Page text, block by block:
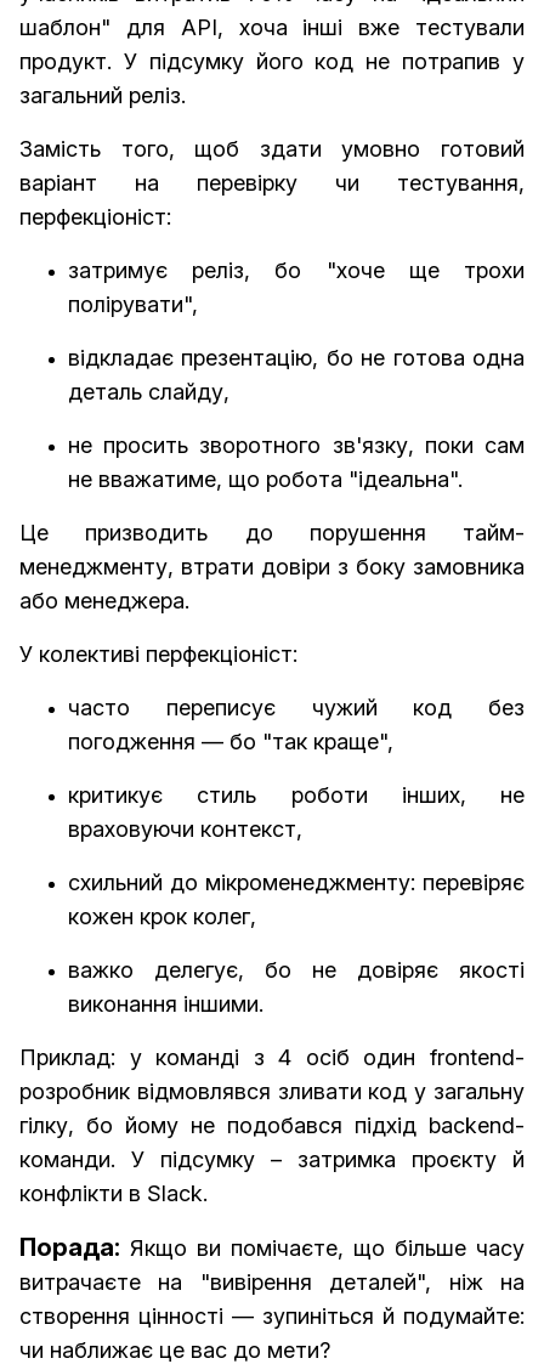
шаблон" для API, хоча інші вже тестували
продукт. У підсумку його код не потрапив у
загальний реліз.
Замість того, щоб здати умовно готовий
варіант на перевірку чи тестування,
перфекціоніст:
затримує реліз, бо "хоче ще трохи
полірувати",
відкладає презентацію, бо не готова одна
деталь слайду,
не просить зворотного зв'язку, поки сам
не вважатиме, що робота "ідеальна".
Це призводить до порушення тайм-
менеджменту, втрати довіри з боку замовника
або менеджера.
У колективі перфекціоніст:
часто переписує чужий код без
погодження — бо "так краще",
критикує стиль роботи інших, не
враховуючи контекст,
схильний до мікроменеджменту: перевіряє
кожен крок колег,
важко делегує, бо не довіряє якості
виконання іншими.
Приклад: у команді з 4 осіб один frontend-
розробник відмовлявся зливати код у загальну
гілку, бо йому не подобався підхід backend-
команди. У підсумку – затримка проєкту й
конфлікти в Slack.
Порада: Якщо ви помічаєте, що більше часу
витрачаєте на "вивірення деталей", ніж на
створення цінності — зупиніться й подумайте:
чи наближає це вас до мети?